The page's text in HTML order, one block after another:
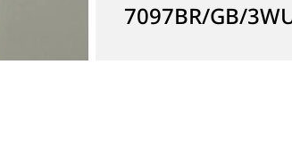
7097BR/GB/